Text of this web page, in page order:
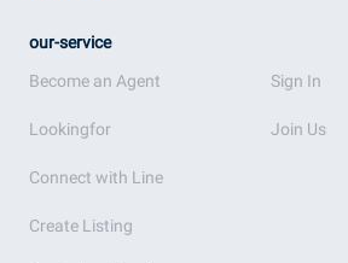
our-service
Become an Agent
Lookingfor
Connect with Line
Create Listing
Sign In
Join Us